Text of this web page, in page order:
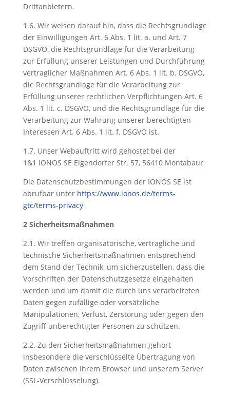
Drittanbietern.
1.6. Wir weisen darauf hin, dass die Rechtsgrundlage
der Einwilligungen Art. 6 Abs. 1 lit. a. und Art. 7
DSGVO, die Rechtsgrundlage für die Verarbeitung
zur Erfüllung unserer Leistungen und Durchführung
vertraglicher Maßnahmen Art. 6 Abs. 1 lit. b. DSGVO,
die Rechtsgrundlage für die Verarbeitung zur
Erfüllung unserer rechtlichen Verpflichtungen Art. 6
Abs. 1 lit. c. DSGVO, und die Rechtsgrundlage für die
Verarbeitung zur Wahrung unserer berechtigten
Interessen Art. 6 Abs. 1 lit. f. DSGVO ist.
1.7. Unser Webauftritt wird gehostet bei der
1&1 IONOS SE Elgendorfer Str. 57, 56410 Montabaur
Die Datenschutzbestimmungen der IONOS SE ist
abrufbar unter https://www.ionos.de/terms-
gtc/terms-privacy
2 Sicherheitsmaßnahmen
2.1. Wir treffen organisatorische, vertragliche und
technische Sicherheitsmaßnahmen entsprechend
dem Stand der Technik, um sicherzustellen, dass die
Vorschriften der Datenschutzgesetze eingehalten
werden und um damit die durch uns verarbeiteten
Daten gegen zufällige oder vorsätzliche
Manipulationen, Verlust, Zerstörung oder gegen den
Zugriff unberechtigter Personen zu schützen.
2.2. Zu den Sicherheitsmaßnahmen gehört
insbesondere die verschlüsselte Übertragung von
Daten zwischen Ihrem Browser und unserem Server
(SSL-Verschlüsselung).